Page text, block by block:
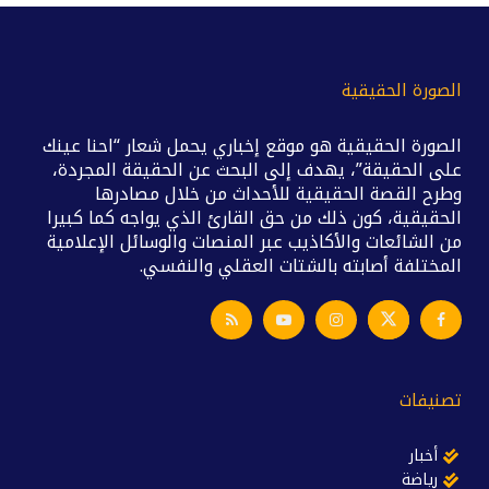
الصورة الحقيقية
الصورة الحقيقية هو موقع إخباري يحمل شعار “احنا عينك
على الحقيقة”، يهدف إلى البحث عن الحقيقة المجردة،
وطرح القصة الحقيقية للأحداث من خلال مصادرها
الحقيقية، كون ذلك من حق القارئ الذي يواجه كما كبيرا
من الشائعات والأكاذيب عبر المنصات والوسائل الإعلامية
المختلفة أصابته بالشتات العقلي والنفسي.
تصنيفات
أخبار
رياضة